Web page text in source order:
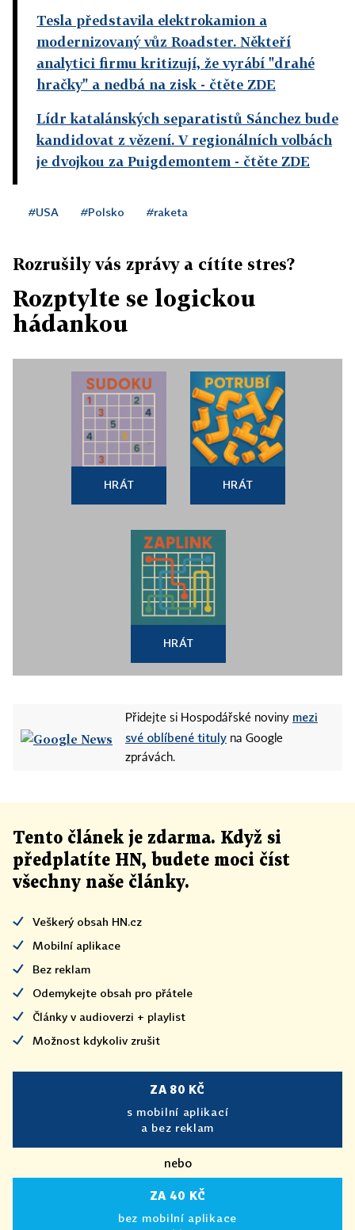
Tesla představila elektrokamion a
modernizovaný vůz Roadster. Někteří
analytici firmu kritizují, že vyrábí "drahé
hračky" a nedbá na zisk - čtěte ZDE
Lídr katalánských separatistů Sánchez bude
kandidovat z vězení. V regionálních volbách
je dvojkou za Puigdemontem - čtěte ZDE
#USA #Polsko #raketa
Rozrušily vás zprávy a cítíte stres?
Rozptylte se logickou
hádankou
HRÁT HRÁT
HRÁT
Přidejte si Hospodářské noviny mezi
své oblíbené tituly na Google
zprávách.
Tento článek je zdarma. Když si
předplatíte HN, budete moci číst
všechny naše články.
Veškerý obsah HN.cz
Mobilní aplikace
Bez reklam
Odemykejte obsah pro přátele
Články v audioverzi + playlist
Možnost kdykoliv zrušit
ZA 80 KČ
s mobilní aplikací
a bez reklam
nebo
ZA 40 KČ
bez mobilní aplikace